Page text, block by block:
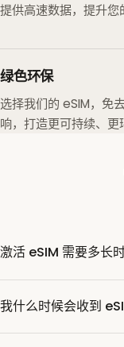
提供高速数据，提升您
绿色环保
选择我们的 eSIM，免
响，打造更可持续、更
激活 eSIM 需要多长时
我什么时候会收到